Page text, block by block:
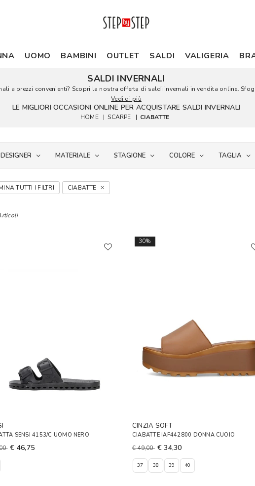
UOMO BAMBINI OUTLET SALDI VALIGERIA
SALDI INVERNALI
a prezzi convenienti? Scopri la nostra offerta di saldi invernali in vendita online.
Vedi di più
LE MIGLIORI OCCASIONI ONLINE PER ACQUISTARE SALDI INVERNALI
HOME | SCARPE | CIABATTE
DESIGNER MATERIALE STAGIONE COLORE TAGLIA
TUTTI I FILTRI CIABATTE
SENSI 4153/C UOMO NERO
€ 46,75
30%
CINZIA SOFT
CIABATTE IAF442800 DONNA CUOIO
€ 49,00 € 34,30
37 38 39 40